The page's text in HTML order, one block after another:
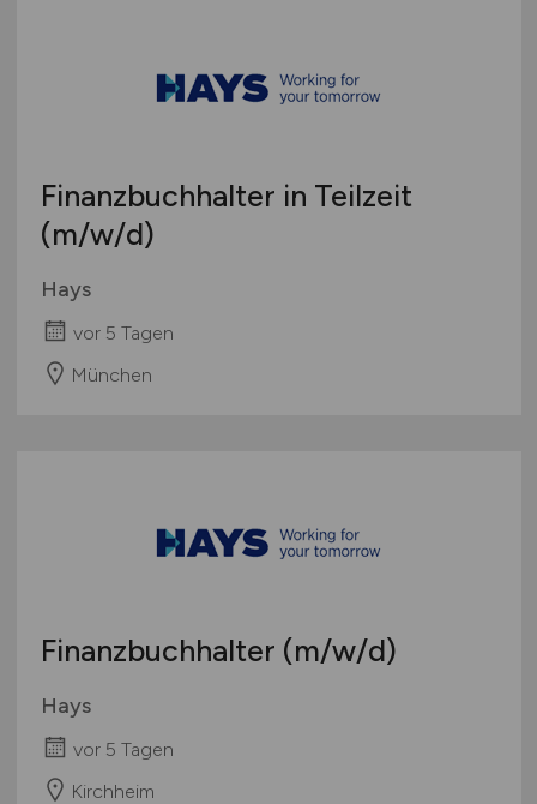
Finanzbuchhalter in Teilzeit
(m/w/d)
Hays
vor 5 Tagen
München
Finanzbuchhalter (m/w/d)
Hays
vor 5 Tagen
Kirchheim